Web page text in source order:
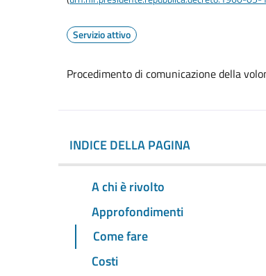
Servizio attivo
Procedimento di comunicazione della
INDICE DELLA PAGINA
A chi è rivolto
Approfondimenti
Come fare
Costi